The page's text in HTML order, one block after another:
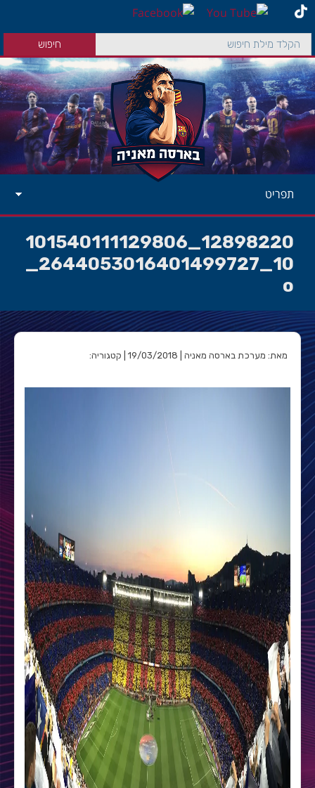
תפריט
12898220_101540111129806
10_2644053016401499727_
o
מאת: מערכת בארסה מאניה | 19/03/2018 | קטגוריה: